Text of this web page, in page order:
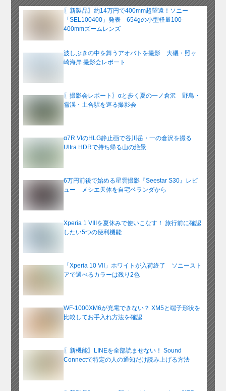
イ
ブ
〖新製品〗約14万円で400mm超望遠！ソニー
「SEL100400」発表 654gの小型軽量100-
400mmズームレンズ
波しぶきの中を舞うアオバトを撮影 大磯・照ヶ
崎海岸 撮影会レポート
〖撮影会レポート〗αと歩く夏の一ノ倉沢 野鳥・
雪渓・土合駅を巡る撮影会
α7R VIのHLG静止画で谷川岳・一の倉沢を撮る
Ultra HDRで持ち帰る山の絶景
6万円前後で始める星雲撮影『Seestar S30』レビ
ュー メシエ天体を自宅ベランダから
Xperia 1 VIIIを夏休みで使いこなす！ 旅行前に確認
したい5つの便利機能
「Xperia 10 VII」ホワイトが入荷終了 ソニースト
アで選べるカラーは残り2色
WF-1000XM6が充電できない？ XM5と端子形状を
比較してお手入れ方法を確認
〖新機能〗LINEを全部読ませない！ Sound
Connectで特定の人の通知だけ読み上げる方法